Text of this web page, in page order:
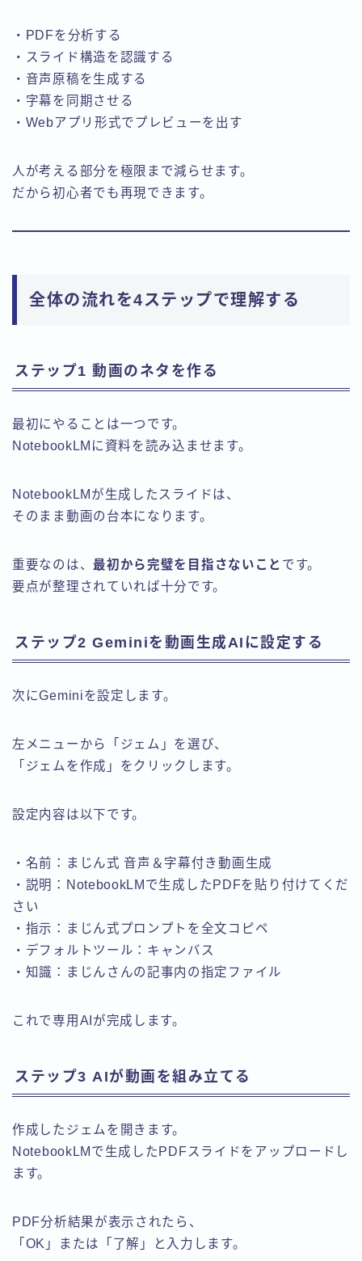
・PDFを分析する
・スライド構造を認識する
・音声原稿を生成する
・字幕を同期させる
・Webアプリ形式でプレビューを出す
人が考える部分を極限まで減らせます。
だから初心者でも再現できます。
全体の流れを4ステップで理解する
ステップ1 動画のネタを作る
最初にやることは一つです。
NotebookLMに資料を読み込ませます。
NotebookLMが生成したスライドは、
そのまま動画の台本になります。
重要なのは、最初から完璧を目指さないこと です。
要点が整理されていれば十分です。
ステップ2 Geminiを動画生成AIに設定する
次にGeminiを設定します。
左メニューから「ジェム」を選び、
「ジェムを作成」をクリックします。
設定内容は以下です。
・名前：まじん式 音声＆字幕付き動画生成
・説明：NotebookLMで生成したPDFを貼り付けてくだ
さい
・指示：まじん式プロンプトを全文コピペ
・デフォルトツール：キャンバス
・知識：まじんさんの記事内の指定ファイル
これで専用AIが完成します。
ステップ3 AIが動画を組み立てる
作成したジェムを開きます。
NotebookLMで生成したPDFスライドをアップロードし
ます。
PDF分析結果が表示されたら、
「OK」または「了解」と入力します。